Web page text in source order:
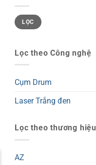
Giá
tối
thiểu
Giá
tối
đa
LỌC
Lọc theo Công nghệ
Cụm Drum
Laser Trắng đen
Lọc theo thương hiệu
AZ